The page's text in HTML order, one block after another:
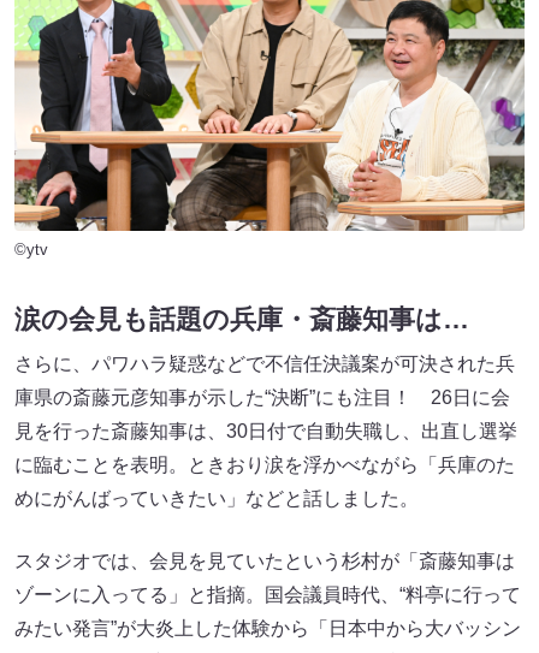
©ytv
涙の会見も話題の兵庫・斎藤知事は…
さらに、パワハラ疑惑などで不信任決議案が可決された兵
庫県の斎藤元彦知事が示した“決断”にも注目！ 26日に会
見を行った斎藤知事は、30日付で自動失職し、出直し選挙
に臨むことを表明。ときおり涙を浮かべながら「兵庫のた
めにがんばっていきたい」などと話しました。
スタジオでは、会見を見ていたという杉村が「斎藤知事は
ゾーンに入ってる」と指摘。国会議員時代、“料亭に行って
みたい発言”が大炎上した体験から「日本中から大バッシン